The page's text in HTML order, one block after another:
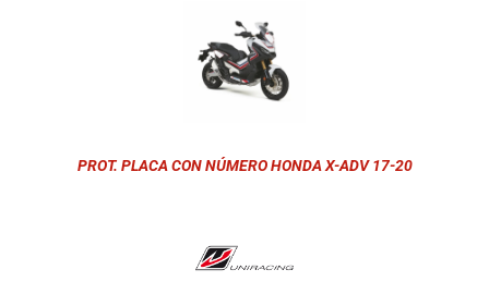
PROT. PLACA CON NÚMERO HONDA X-ADV 17-20